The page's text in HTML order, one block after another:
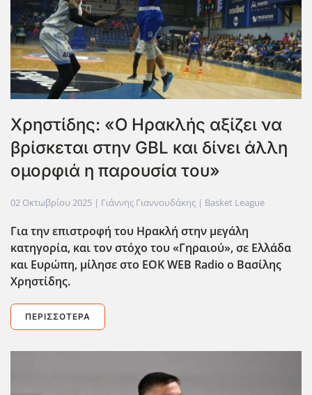
Χρηστίδης: «Ο Ηρακλής αξίζει να
βρίσκεται στην GBL και δίνει άλλη
ομορφιά η παρουσία του»
02 Οκτωβρίου 2025 | Γιάννης Γιαννουδάκης | Basket League
Για την επιστροφή του Ηρακλή στην μεγάλη
κατηγορία, και τον στόχο του «Γηραιού», σε Ελλάδα
και Ευρώπη, μίλησε στο EOKWEB Radio ο Βασίλης
Χρηστίδης.
ΠΕΡΙΣΣΌΤΕΡΑ